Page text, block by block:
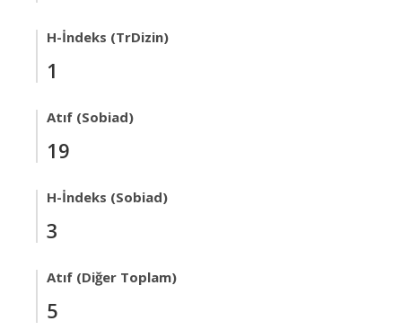
H-İndeks (TrDizin)
1
Atıf (Sobiad)
19
H-İndeks (Sobiad)
3
Atıf (Diğer Toplam)
5